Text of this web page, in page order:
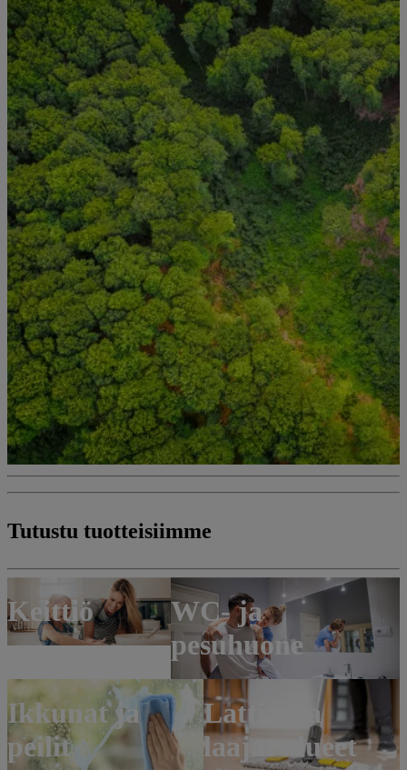
Tutustu tuotteisiimme
Keittiö
WC- ja
pesuhuone
Ikkunat ja
peilit
Lattiat ja
laajat alueet